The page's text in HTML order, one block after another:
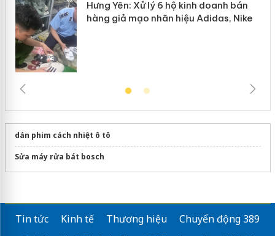
Hưng Yên: Xử lý 6 hộ kinh doanh bán
hàng giả mạo nhãn hiệu Adidas, Nike
dán phim cách nhiệt ô tô
Sửa máy rửa bát bosch
Tin tức Kinh tế Thương hiệu
Chuyển động 389